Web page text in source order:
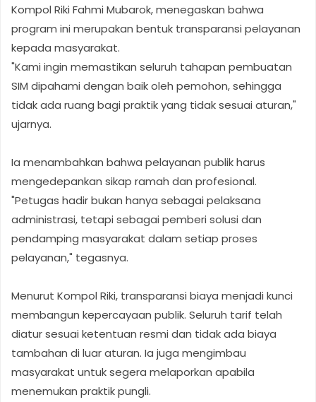
Kompol Riki Fahmi Mubarok, menegaskan bahwa
program ini merupakan bentuk transparansi pelayanan
kepada masyarakat.
"Kami ingin memastikan seluruh tahapan pembuatan
SIM dipahami dengan baik oleh pemohon, sehingga
tidak ada ruang bagi praktik yang tidak sesuai aturan,"
ujarnya.
Ia menambahkan bahwa pelayanan publik harus
mengedepankan sikap ramah dan profesional.
"Petugas hadir bukan hanya sebagai pelaksana
administrasi, tetapi sebagai pemberi solusi dan
pendamping masyarakat dalam setiap proses
pelayanan," tegasnya.
Menurut Kompol Riki, transparansi biaya menjadi kunci
membangun kepercayaan publik. Seluruh tarif telah
diatur sesuai ketentuan resmi dan tidak ada biaya
tambahan di luar aturan. Ia juga mengimbau
masyarakat untuk segera melaporkan apabila
menemukan praktik pungli.